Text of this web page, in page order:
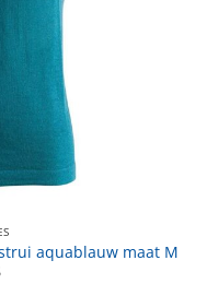
aquablauw maat M